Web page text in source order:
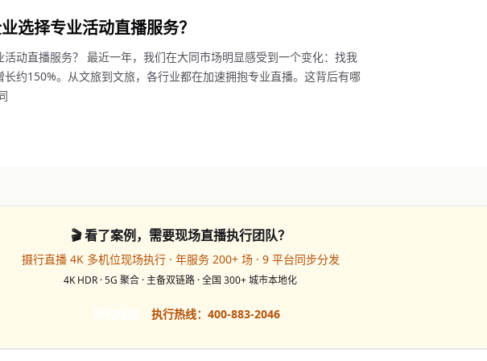
选择专业活动直播服务？
动直播服务？ 最近一年，我们在大同市场明显感受到一个变化：找我
约150%。从文旅到文旅，各行业都在加速拥抱专业直播。这背后有哪
🎬 看了案例，需要现场直播执行团队？
摄行直播 4K 多机位现场执行 · 年服务 200+ 场 · 9 平台同步分发
4K HDR · 5G 聚合 · 主备双链路 · 全国 300+ 城市本地化
执行热线：400-883-2046